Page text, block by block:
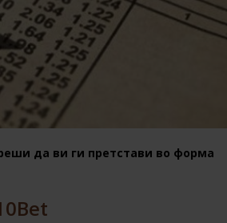
да ви ги претстави во форма